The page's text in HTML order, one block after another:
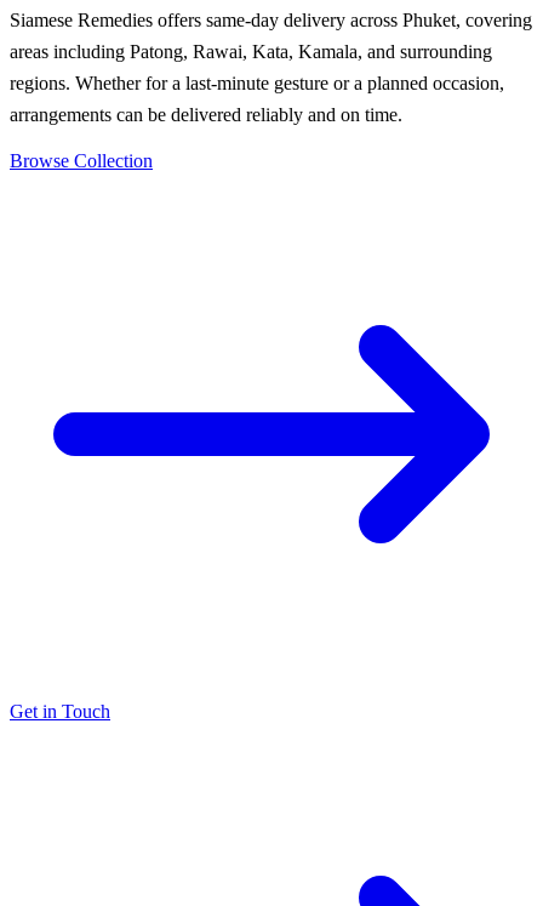
Siamese Remedies offers same-day delivery across Phuket, covering
areas including Patong, Rawai, Kata, Kamala, and surrounding
regions. Whether for a last-minute gesture or a planned occasion,
arrangements can be delivered reliably and on time.
Browse Collection
Get in Touch